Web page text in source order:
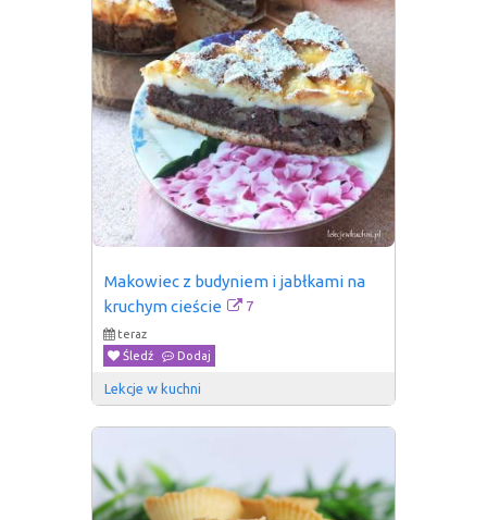
Makowiec z budyniem i jabłkami na
kruchym cieście
7
teraz
Śledź
Dodaj
Lekcje w kuchni